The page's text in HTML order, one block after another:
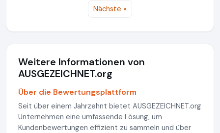
Nächste »
Weitere Informationen von
AUSGEZEICHNET.org
Über die Bewertungsplattform
Seit über einem Jahrzehnt bietet AUSGEZEICHNET.org
Unternehmen eine umfassende Lösung, um
Kundenbewertungen effizient zu sammeln und über